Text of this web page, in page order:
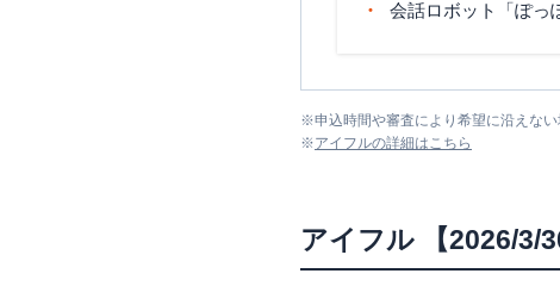
会話ロボット「ぽっ
※申込時間や審査により希望に沿えない
※アイフルの詳細はこちら
アイフル 【2026/